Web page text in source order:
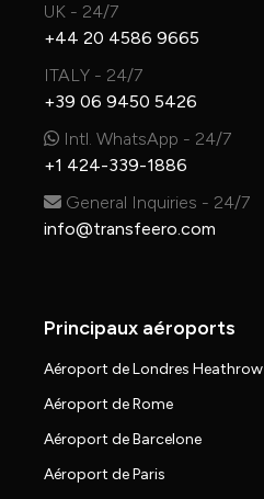
UK - 24/7
+44 20 4586 9665
ITALY - 24/7
+39 06 9450 5426
Intl. WhatsApp - 24/7
+1 424-339-1886
General Inquiries - 24/7
info@transfeero.com
Principaux aéroports
Aéroport de Londres Heathrow
Aéroport de Rome
Aéroport de Barcelone
Aéroport de Paris